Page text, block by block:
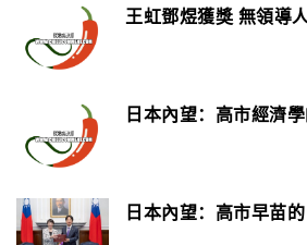
王虹鄧煜獲獎 無領導
日本內望：高市經濟
日本內望：高市早苗